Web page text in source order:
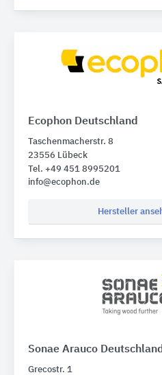
Ecophon Deutschland
Taschenmacherstr. 8
23556 Lübeck
Tel. +49 451 8995201
info@ecophon.de
Hersteller
Sonae Arauco Deutschland
Grecostr. 1